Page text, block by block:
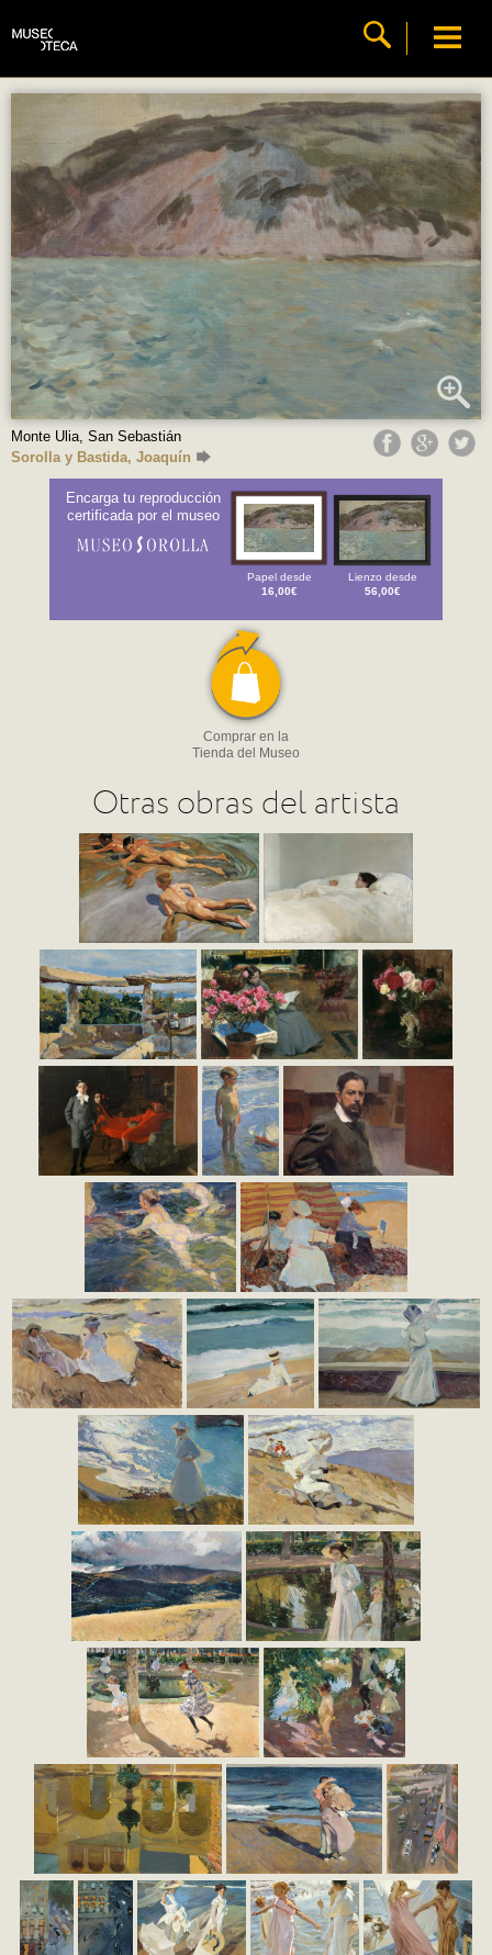
Monte Ulia, San Sebastián
Sorolla y Bastida, Joaquín
Encarga tu reproducción
certificada por el museo
Papel desde
16,00€
Lienzo desde
56,00€
Comprar en la
Tienda del Museo
Otras obras del artista